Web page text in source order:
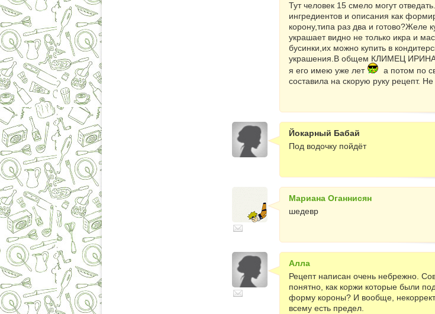
Тут человек 15 смело могут
ингредиентов и описания как
корону,типа раз два и готово?Желе
украшает видно не только икра и
бусинки,их можно купить в
украшения.В общем КЛИМЕЦ ИРИНА
я его имею уже лет
а потом по
составила на скорую руку рецепт. Не
Йокарный Бабай
Под водочку пойдёт
Мариана Оганнисян
шедевр
Алла
Рецепт написан очень небрежно.
понятно, как коржи которые были
форму короны? И вообще,
всему есть предел.